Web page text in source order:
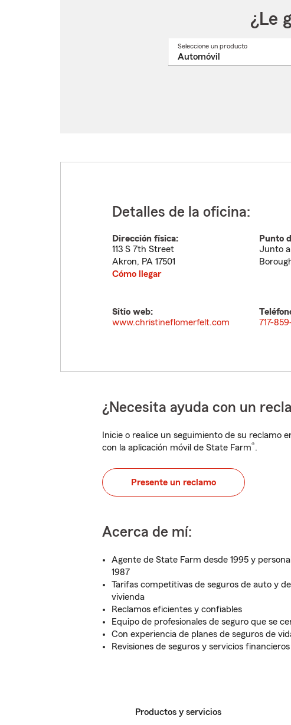
¿Le
Seleccione un productoSeleccione
Detalles de la oficina:
Dirección física:
113 S 7th Street
Akron, PA 17501
Cómo llegar
Punto
Junto
Sitio web:
www.christineflomerfelt.com
717-
¿Necesita ayuda con un
Inicie o realice un seguimiento de su reclamo
con la aplicación móvil de State Farm®.
Presente un reclamo
Acerca de mí:
Agente de State Farm desde 1995 y
1987
Tarifas competitivas de seguros de auto y
vivienda
Reclamos eficientes y confiables
Equipo de profesionales de seguro que se
Con experiencia de planes de seguros de
Revisiones de seguros y servicios financieros
Productos y servicios